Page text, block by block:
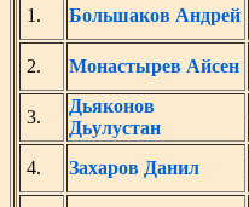
1. Большаков Андрей
2. Монастырев Айсен
3.
Дьяконов
Дьулустан
4. Захаров Данил